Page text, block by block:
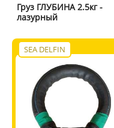
Груз ГЛУБИНА 2.5кг -
лазурный
SEA DELFIN